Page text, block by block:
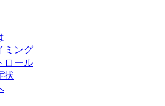
ミング
ロール
状